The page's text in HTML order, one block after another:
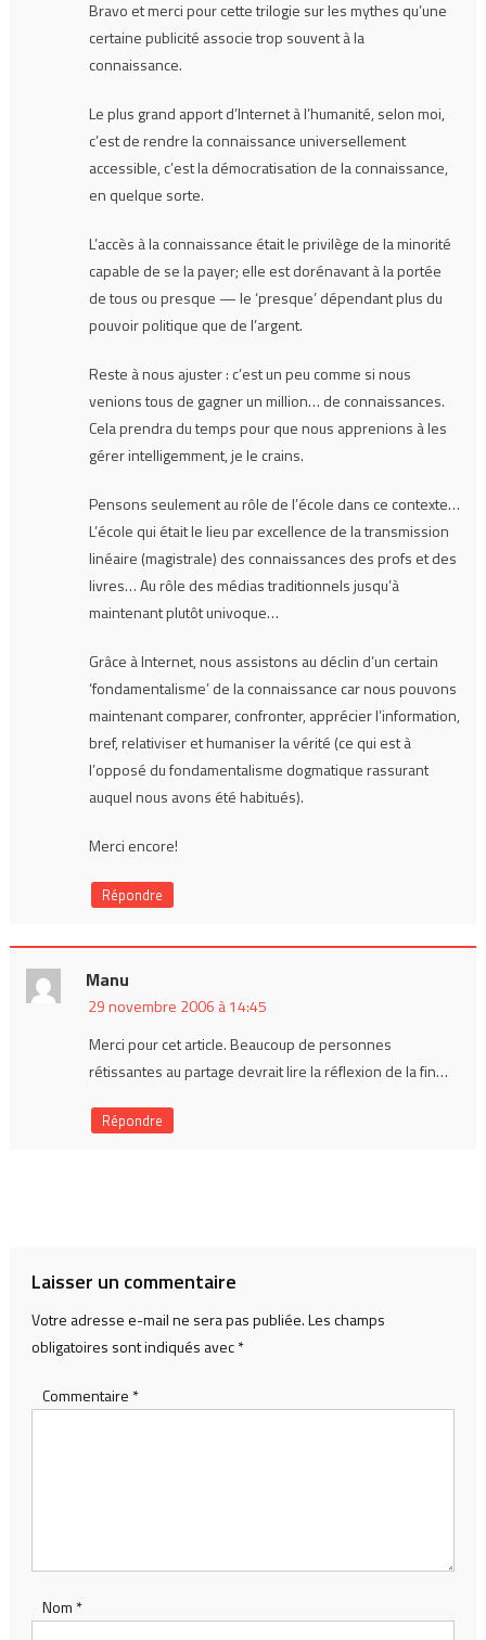
Bravo et merci pour cette trilogie sur les mythes qu’une
certaine publicité associe trop souvent à la
connaissance.
Le plus grand apport d’Internet à l’humanité, selon moi,
c’est de rendre la connaissance universellement
accessible, c’est la démocratisation de la connaissance,
en quelque sorte.
L’accès à la connaissance était le privilège de la minorité
capable de se la payer; elle est dorénavant à la portée
de tous ou presque — le ‘presque’ dépendant plus du
pouvoir politique que de l’argent.
Reste à nous ajuster : c’est un peu comme si nous
venions tous de gagner un million… de connaissances.
Cela prendra du temps pour que nous apprenions à les
gérer intelligemment, je le crains.
Pensons seulement au rôle de l’école dans ce contexte…
L’école qui était le lieu par excellence de la transmission
linéaire (magistrale) des connaissances des profs et des
livres… Au rôle des médias traditionnels jusqu’à
maintenant plutôt univoque…
Grâce à Internet, nous assistons au déclin d’un certain
‘fondamentalisme’ de la connaissance car nous pouvons
maintenant comparer, confronter, apprécier l’information,
bref, relativiser et humaniser la vérité (ce qui est à
l’opposé du fondamentalisme dogmatique rassurant
auquel nous avons été habitués).
Merci encore!
Répondre
Manu
29 novembre 2006 à 14:45
Merci pour cet article. Beaucoup de personnes
rétissantes au partage devrait lire la réflexion de la fin…
Répondre
Laisser un commentaire
Votre adresse e-mail ne sera pas publiée.Les champs
obligatoires sont indiqués avec*
Commentaire *
Nom *